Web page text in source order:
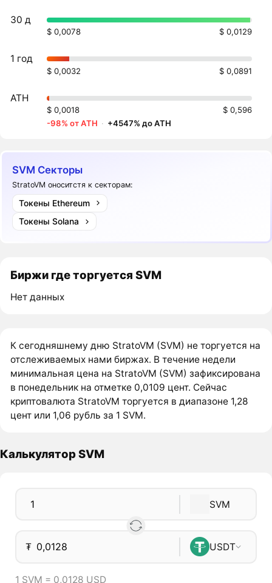
30 д
$ 0,0078 $ 0,0129
1 год
$ 0,0032 $ 0,0891
ATH
$ 0,0018
$ 0,596
-98% от ATH · +4547% до ATH
SVM Секторы
StratoVM оноситстя к секторам:
Токены Ethereum
Токены Solana
Биржи где торгуется SVM
Нет данных
К сегодняшнему дню StratoVM (SVM) не торгуется на
отслеживаемых нами биржах. В течение недели
минимальная цена на StratoVM (SVM) зафиксирована
в понедельник на отметке 0,0109 цент. Сейчас
криптовалюта StratoVM торгуется в диапазоне 1,28
цент или 1,06 рубль за 1 SVM.
Калькулятор SVM
SVM
₮ USDT
1 SVM = 0,0128 USD